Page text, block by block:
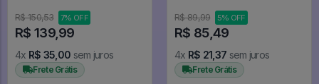
R$ 150,53
7% OFF
R$ 139,99
4x R$ 35,00 sem juros
Frete Grátis
R$ 89,99 5% OFF
R$ 85,49
4x R$ 21,37 sem juros
Frete Grátis